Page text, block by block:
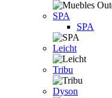
SPA
SPA
Leicht
Tribu
Dyson